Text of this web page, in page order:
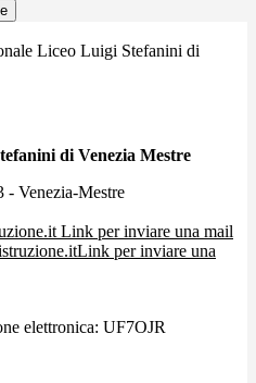
Liceo Luigi Stefanini di
di Venezia Mestre
Venezia-Mestre
Link per inviare una mail
Link per inviare una
elettronica: UF7OJR